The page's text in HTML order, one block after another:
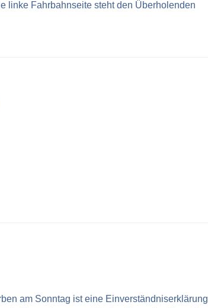
linke Fahrbahnseite steht den Über­holenden
am Sonntag ist eine Einverständnis­erklärung